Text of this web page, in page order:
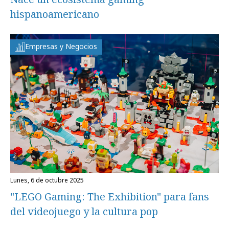
hispanoamericano
Empresas y Negocios
lunes, 6 de octubre 2025
"LEGO Gaming: The Exhibition" para fans
del videojuego y la cultura pop